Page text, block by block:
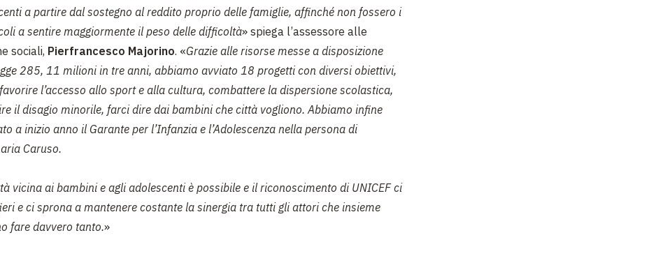
a partire dal sostegno al reddito proprio delle famiglie, affinché non fossero i
a sentire maggiormente il peso delle difficoltà» spiega l’assessore alle
sociali, Pierfrancesco Majorino. «Grazie alle risorse messe a disposizione
285, 11 milioni in tre anni, abbiamo avviato 18 progetti con diversi obiettivi,
l’accesso allo sport e alla cultura, combattere la dispersione scolastica,
il disagio minorile, farci dire dai bambini che città vogliono. Abbiamo infine
a inizio anno il Garante per l’Infanzia e l’Adolescenza nella persona di
Caruso.
vicina ai bambini e agli adolescenti è possibile e il riconoscimento di UNICEF ci
e ci sprona a mantenere costante la sinergia tra tutti gli attori che insieme
fare davvero tanto.»